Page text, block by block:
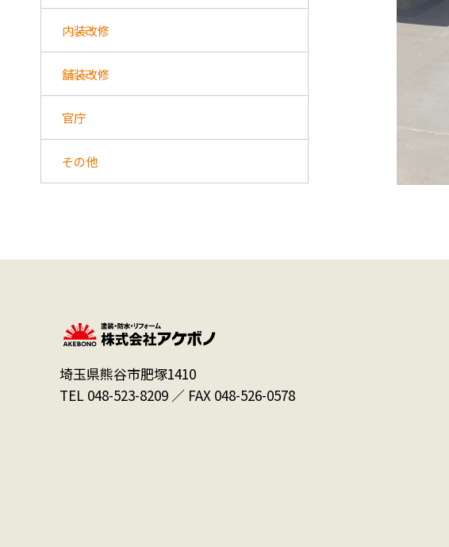
内装改修
舗装改修
官庁
その他
埼玉県熊谷市肥塚1410
TEL 048-523-8209 ／ FAX 048-526-0578